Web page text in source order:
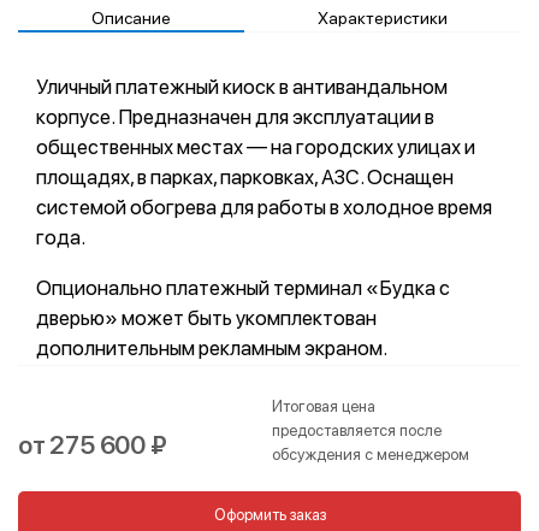
Описание Характеристики
Уличный платежный киоск в антивандальном
корпусе. Предназначен для эксплуатации в
общественных местах — на городских улицах и
площадях, в парках, парковках, АЗС. Оснащен
системой обогрева для работы в холодное время
года.
Опционально платежный терминал «Будка с
дверью» может быть укомплектован
дополнительным рекламным экраном.
от 275 600 ₽
Итоговая цена
предоставляется после
обсуждения с менеджером
Оформить заказ